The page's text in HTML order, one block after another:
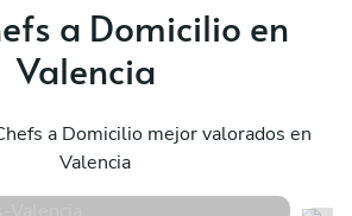
a Domicilio en
Valencia
a Domicilio mejor valorados en
Valencia
servicios